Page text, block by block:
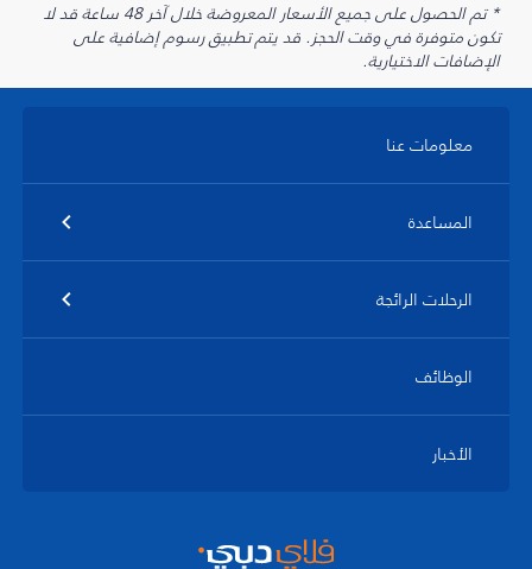
* تم الحصول على جميع الأسعار المعروضة خلال آخر 48 ساعة قد لا
تكون متوفرة في وقت الحجز. قد يتم تطبيق رسوم إضافية على
الإضافات الاختيارية.
معلومات عنا
المساعدة
الرحلات الرائجة
الوظائف
الأخبار